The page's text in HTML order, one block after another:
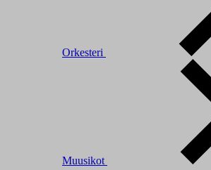
Orkesteri
Muusikot